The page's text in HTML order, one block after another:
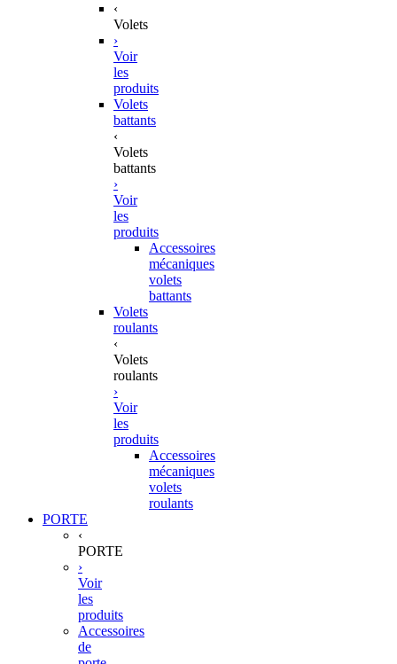
‹
Volets
›
Voir
les
produits
Volets
battants
‹
Volets
battants
›
Voir
les
produits
Accessoires
mécaniques
volets
battants
Volets
roulants
‹
Volets
roulants
›
Voir
les
produits
Accessoires
mécaniques
volets
roulants
PORTE
‹
PORTE
›
Voir
les
produits
Accessoires
de